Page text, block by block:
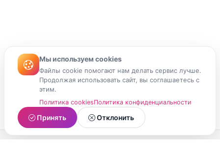
Мы используем cookies
Файлы cookie помогают нам делать сервис лучше.
Продолжая использовать сайт, вы соглашаетесь с
этим.
Политика cookiesПолитика конфиденциальности
Принять Отклонить